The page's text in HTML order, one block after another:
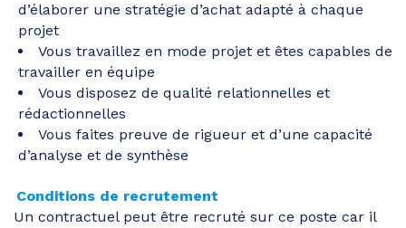
d’élaborer une stratégie d’achat adapté à chaque
projet
Vous travaillez en mode projet et êtes capables de
travailler en équipe
Vous disposez de qualité relationnelles et
rédactionnelles
Vous faites preuve de rigueur et d’une capacité
d’analyse et de synthèse
Conditions de recrutement
Un contractuel peut être recruté sur ce poste car il